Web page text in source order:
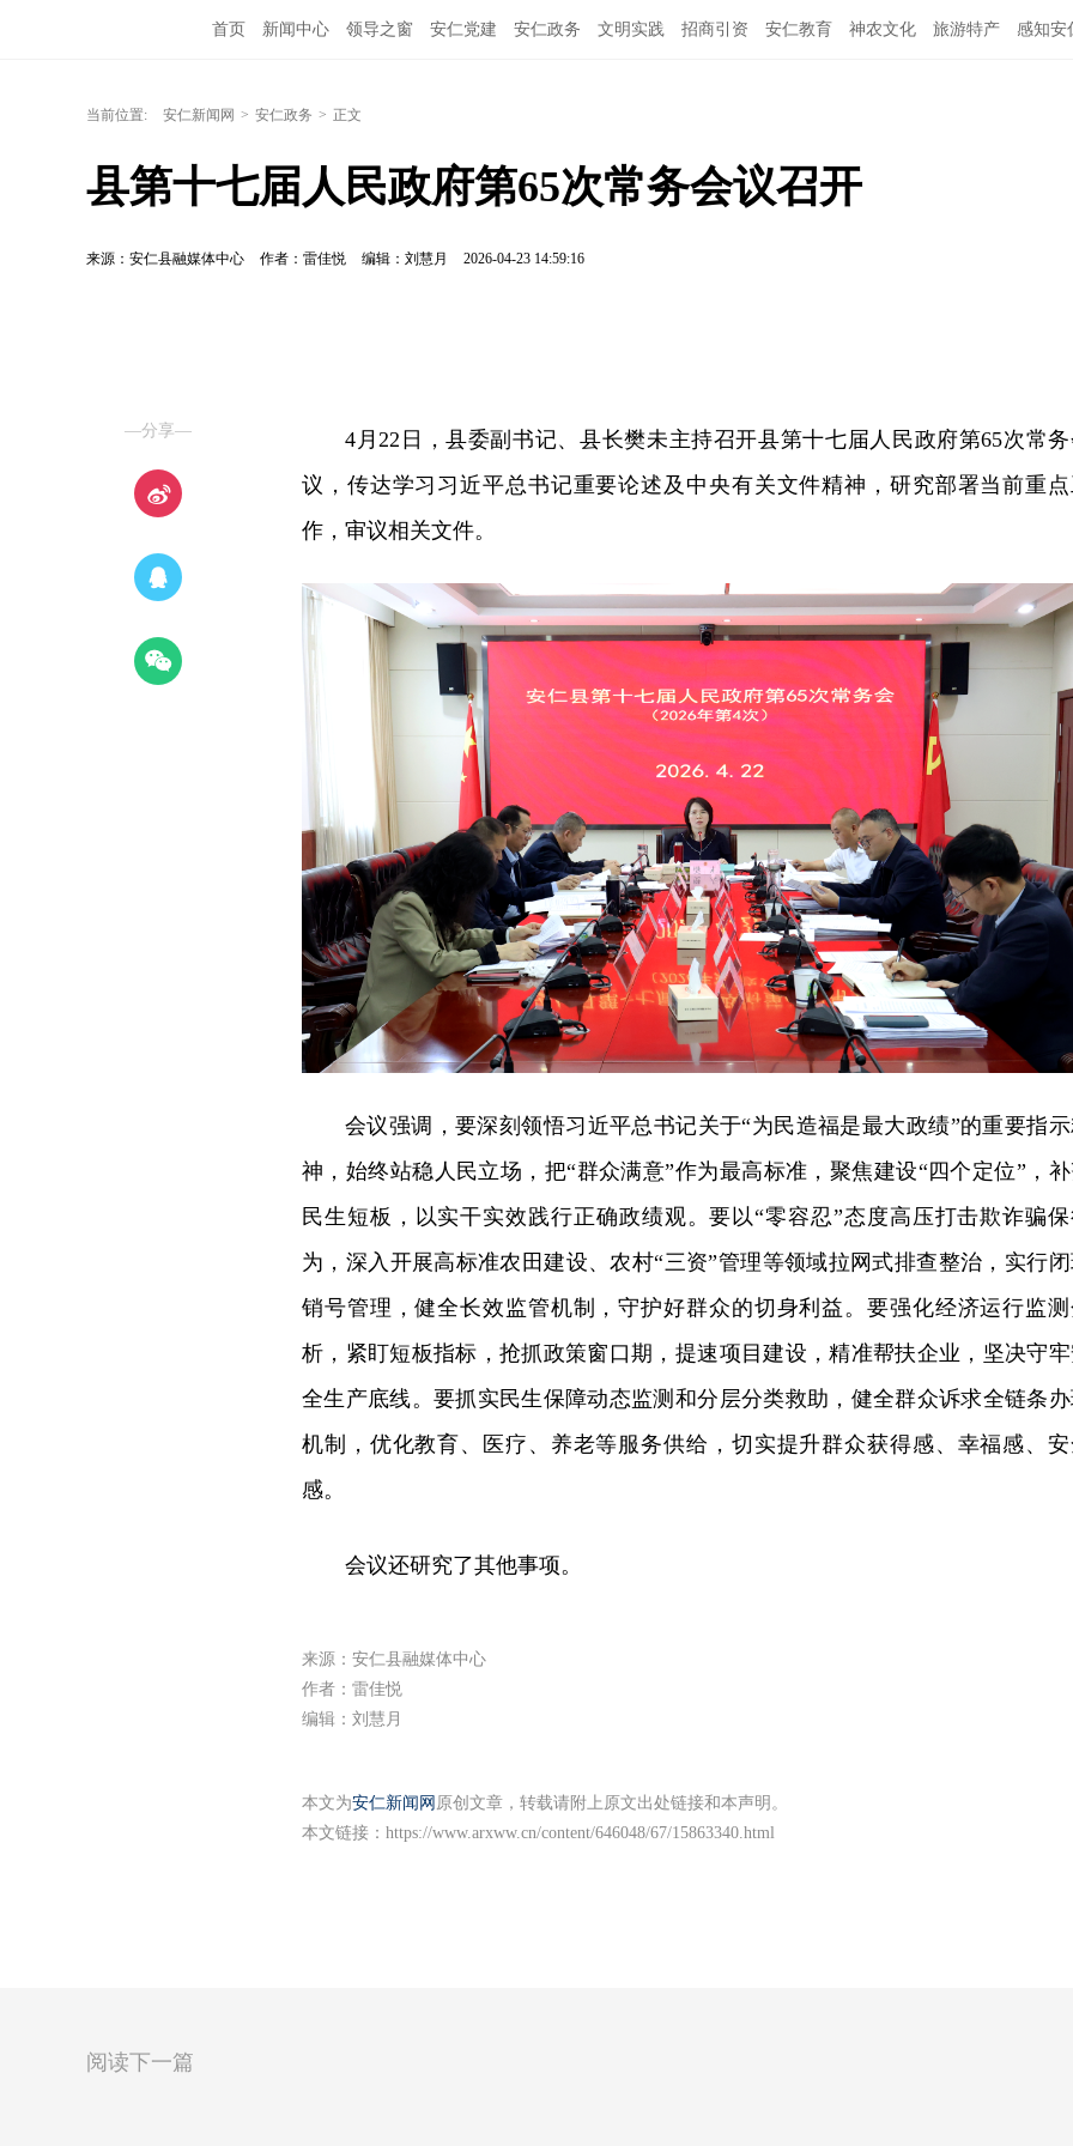
首页 新闻中心 领导之窗 安仁党建 安仁政务 文明实践 招商引资 安仁教育 神农文化 旅游特产 感知安
当前位置: 安仁新闻网 > 安仁政务 > 正文
县第十七届人民政府第65次常务会议召开
来源：安仁县融媒体中心 作者：雷佳悦 编辑：刘慧月 2026-04-23 14:59:16
—分享—
4月22日，县委副书记、县长樊未主持召开县第十七届人民政府第65次常
议，传达学习习近平总书记重要论述及中央有关文件精神，研究部署当前重
作，审议相关文件。
会议强调，要深刻领悟习近平总书记关于“为民造福是最大政绩”的重要指
神，始终站稳人民立场，把“群众满意”作为最高标准，聚焦建设“四个定位”，
民生短板，以实干实效践行正确政绩观。要以“零容忍”态度高压打击欺诈骗
为，深入开展高标准农田建设、农村“三资”管理等领域拉网式排查整治，实行
销号管理，健全长效监管机制，守护好群众的切身利益。要强化经济运行监
析，紧盯短板指标，抢抓政策窗口期，提速项目建设，精准帮扶企业，坚决守
全生产底线。要抓实民生保障动态监测和分层分类救助，健全群众诉求全链条
机制，优化教育、医疗、养老等服务供给，切实提升群众获得感、幸福感、
感。
会议还研究了其他事项。
来源：安仁县融媒体中心
作者：雷佳悦
编辑：刘慧月
本文为安仁新闻网 原创文章，转载请附上原文出处链接和本声明。
本文链接： https://www.arxww.cn/content/646048/67/15863340.html
阅读下一篇